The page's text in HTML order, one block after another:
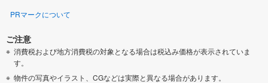
PRマークについて
ご注意
消費税および地方消費税の対象となる場合は税込み価格が表示されていま
す。
物件の写真やイラスト、CGなどは実際と異なる場合があります。